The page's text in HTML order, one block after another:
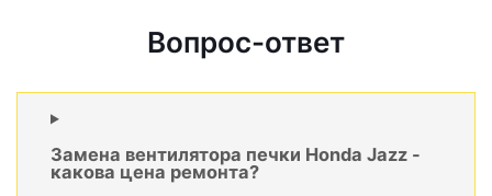
Вопрос-ответ
Замена вентилятора печки Honda Jazz -
какова цена ремонта?